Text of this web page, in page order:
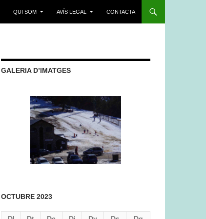
QUI SOM AVÍS LEGAL CONTACTA
GALERIA D’IMATGES
OCTUBRE 2023